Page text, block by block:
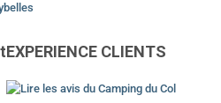
EXPERIENCE CLIENTS